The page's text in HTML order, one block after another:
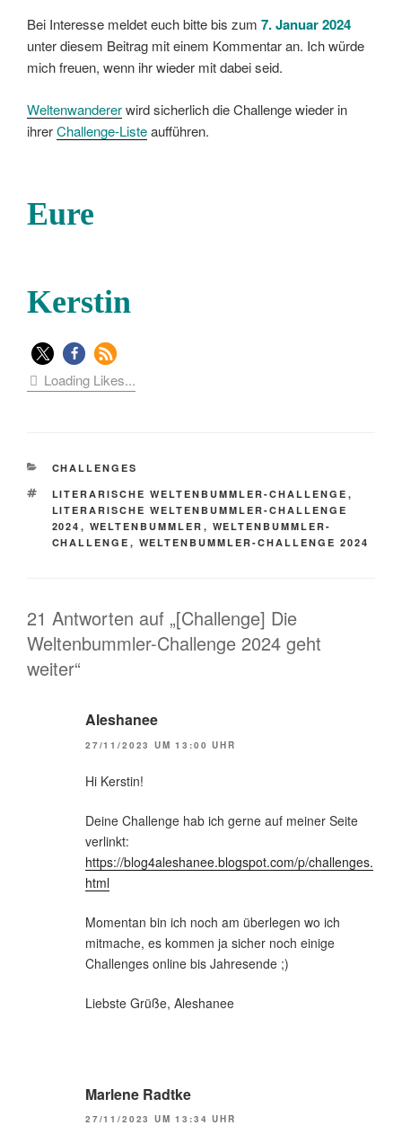
Bei Interesse meldet euch bitte bis zum 7. Januar 2024
unter diesem Beitrag mit einem Kommentar an. Ich würde
mich freuen, wenn ihr wieder mit dabei seid.
Weltenwandererwird sicherlich die Challenge wieder in
ihrerChallenge-Listeaufführen.
Eure
Kerstin
Loading Likes...
KATEGORIEN
CHALLENGES
SCHLAGWÖRTER
LITERARISCHE WELTENBUMMLER-CHALLENGE ,
LITERARISCHE WELTENBUMMLER-CHALLENGE
2024 , WELTENBUMMLER , WELTENBUMMLER-
CHALLENGE , WELTENBUMMLER-CHALLENGE 2024
21 Antworten auf „[Challenge] Die
Weltenbummler-Challenge 2024 geht
weiter“
Aleshanee
27/11/2023 UM 13:00 UHR
Hi Kerstin!
Deine Challenge hab ich gerne auf meiner Seite
verlinkt:
https://blog4aleshanee.blogspot.com/p/challenges.
html
Momentan bin ich noch am überlegen wo ich
mitmache, es kommen ja sicher noch einige
Challenges online bis Jahresende ;)
Liebste Grüße, Aleshanee
Marlene Radtke
27/11/2023 UM 13:34 UHR